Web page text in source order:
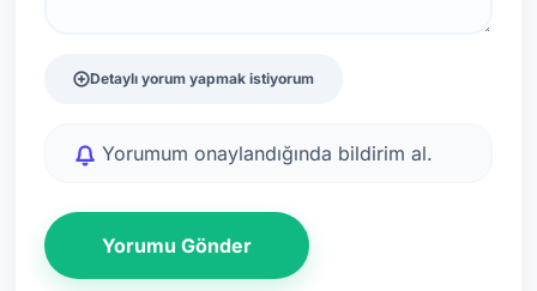
Detaylı yorum yapmak istiyorum
Yorumum onaylandığında bildirim al.
Yorumu Gönder